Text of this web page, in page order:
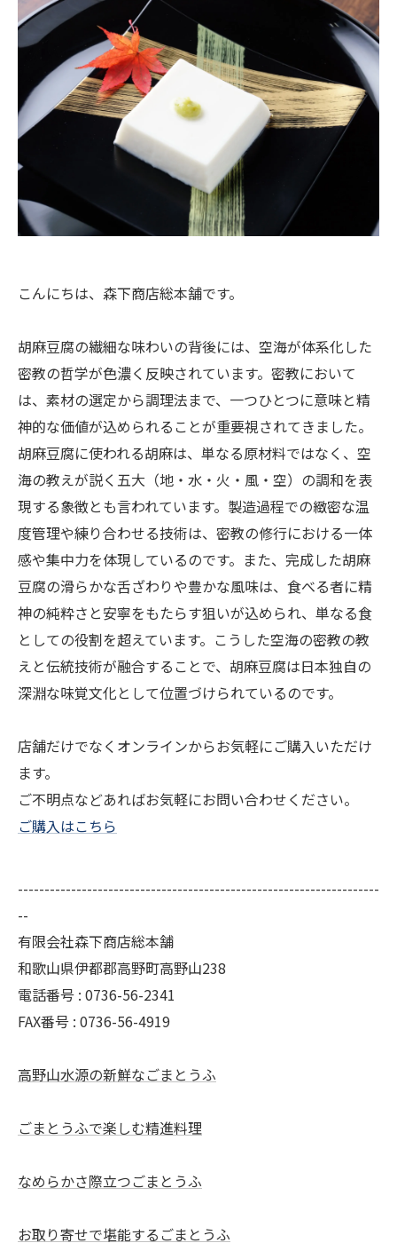
こんにちは、森下商店総本舗です。
胡麻豆腐の繊細な味わいの背後には、空海が体系化した
密教の哲学が色濃く反映されています。密教において
は、素材の選定から調理法まで、一つひとつに意味と精
神的な価値が込められることが重要視されてきました。
胡麻豆腐に使われる胡麻は、単なる原材料ではなく、空
海の教えが説く五大（地・水・火・風・空）の調和を表
現する象徴とも言われています。製造過程での緻密な温
度管理や練り合わせる技術は、密教の修行における一体
感や集中力を体現しているのです。また、完成した胡麻
豆腐の滑らかな舌ざわりや豊かな風味は、食べる者に精
神の純粋さと安寧をもたらす狙いが込められ、単なる食
としての役割を超えています。こうした空海の密教の教
えと伝統技術が融合することで、胡麻豆腐は日本独自の
深淵な味覚文化として位置づけられているのです。
店舗だけでなくオンラインからお気軽にご購入いただけ
ます。
ご不明点などあればお気軽にお問い合わせください。
ご購入はこちら
--------------------------------------------------------------------
--
有限会社森下商店総本舗
和歌山県伊都郡高野町高野山238
電話番号 : 0736-56-2341
FAX番号 : 0736-56-4919
高野山水源の新鮮なごまとうふ
ごまとうふで楽しむ精進料理
なめらかさ際立つごまとうふ
お取り寄せで堪能するごまとうふ